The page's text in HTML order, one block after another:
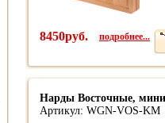
8450руб. подробнее...
Нарды Восточные, мини
Артикул: WGN-VOS-KM